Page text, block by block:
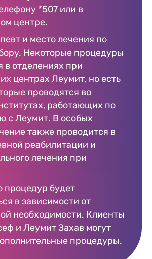
*507 или в
центре.
и место лечения по
Некоторые процедуры
в отделениях при
центрах Леумит, но есть
проводятся во
работающих по
с Леумит. В особых
также проводится в
реабилитации и
лечения при
процедур будет
в зависимости от
необходимости. Клиенты
и Леумит Захав могут
процедуры.